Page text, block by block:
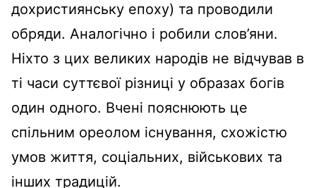
дохристиянську епоху) та проводили
обряди. Аналогічно і робили слов’яни.
Ніхто з цих великих народів не відчував в
ті часи суттєвої різниці у образах богів
один одного. Вчені пояснюють це
спільним ореолом існування, схожістю
умов життя, соціальних, військових та
інших традицій.